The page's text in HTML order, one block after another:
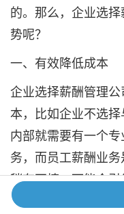
的。那么，企业选
势呢？
一、有效降低成本
企业选择薪酬管理
本，比如企业不选
内部就需要有一个
务，而员工薪酬业
稍有不慎，可能会
会人员也需要高额